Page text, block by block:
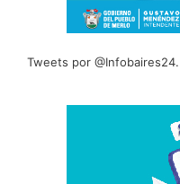
Tweets por @Infobaires24.